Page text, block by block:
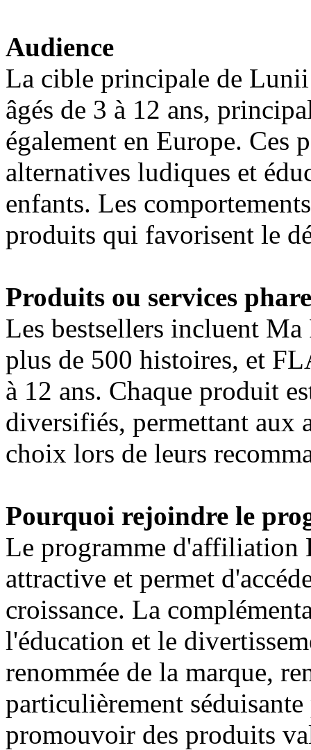
Audience
La cible principale de
âgés de 3 à 12 ans,
également en Europe. Ces
alternatives ludiques et
enfants. Les
produits qui favorisent le
Produits ou services
Les bestsellers incluent
plus de 500 histoires, et
à 12 ans. Chaque produit
diversifiés, permettant aux
choix lors de leurs
Pourquoi rejoindre le
Le programme d'affiliation
attractive et permet
croissance. La
l'éducation et le
renommée de la marque,
particulièrement
promouvoir des produits